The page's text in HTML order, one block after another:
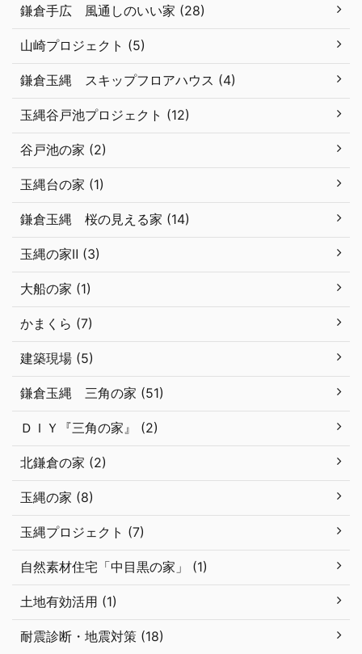
鎌倉手広 風通しのいい家 (28)
山崎プロジェクト (5)
鎌倉玉縄 スキップフロアハウス (4)
玉縄谷戸池プロジェクト (12)
谷戸池の家 (2)
玉縄台の家 (1)
鎌倉玉縄 桜の見える家 (14)
玉縄の家Ⅱ (3)
大船の家 (1)
かまくら (7)
建築現場 (5)
鎌倉玉縄 三角の家 (51)
ＤＩＹ『三角の家』 (2)
北鎌倉の家 (2)
玉縄の家 (8)
玉縄プロジェクト (7)
自然素材住宅「中目黒の家」 (1)
土地有効活用 (1)
耐震診断・地震対策 (18)